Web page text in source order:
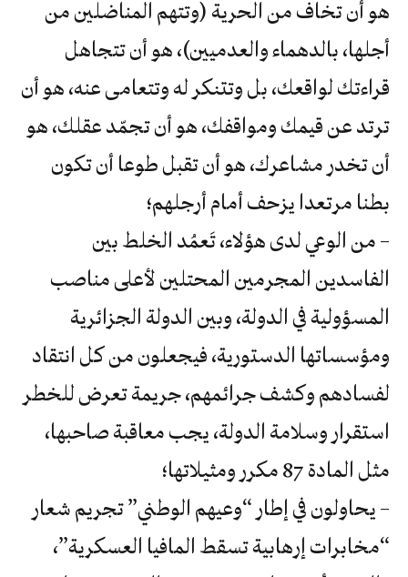
هو أن تخاف من الحرية (وتتهم المناضلين من
أجلها، بالدهماء والعدميين)، هو أن تتجاهل
قراءتك لواقعك، بل وتتنكر له وتتعامى عنه، هو أن
ترتد عن قيمك ومواقفك، هو أن تجمّد عقلك، هو
أن تخدر مشاعرك، هو أن تقبل طوعا أن تكون
بطنا مرتعدا يزحف أمام أرجلهم؛
– من الوعي لدى هؤلاء، تَعمُد الخلط بين
الفاسدين المجرمين المحتلين لأعلى مناصب
المسؤولية في الدولة، وبين الدولة الجزائرية
ومؤسساتها الدستورية، فيجعلون من كل انتقاد
لفسادهم وكشف جرائمهم، جريمة تعرض للخطر
استقرار وسلامة الدولة، يجب معاقبة صاحبها،
مثل المادة 87 مكرر ومثيلاتها؛
– يحاولون في إطار “وعيهم الوطني” تجريم شعار
“مخابرات إرهابية تسقط المافيا العسكرية”،